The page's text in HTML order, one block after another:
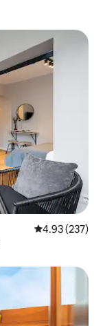
औसत रेटिंग 5 में से
4.93 (237)